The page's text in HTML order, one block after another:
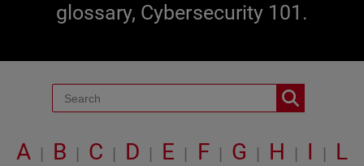
glossary, Cybersecurity 101.
A | B | C | D | E | F | G | H | I | L